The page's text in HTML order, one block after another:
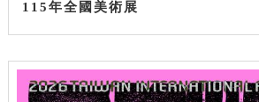
115年全國美術展